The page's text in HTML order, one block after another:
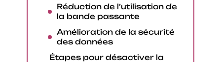
Réduction de l’utilisation de
la bande passante
Amélioration de la sécurité
des données
Étapes pour désactiver la